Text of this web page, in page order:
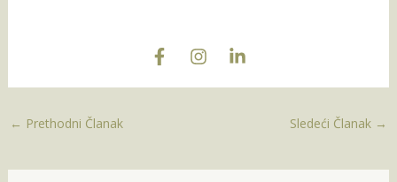
← Prethodni Članak Sledeći Članak →